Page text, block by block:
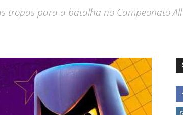
tropas para a batalha no Campeonato